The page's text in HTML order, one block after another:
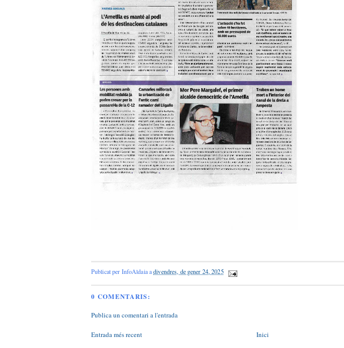
Publicat per InfoAldaiaadivendres, de gener 24, 2025
0 COMENTARIS:
Publica un comentari a l'entrada
Entrada més recent Inici